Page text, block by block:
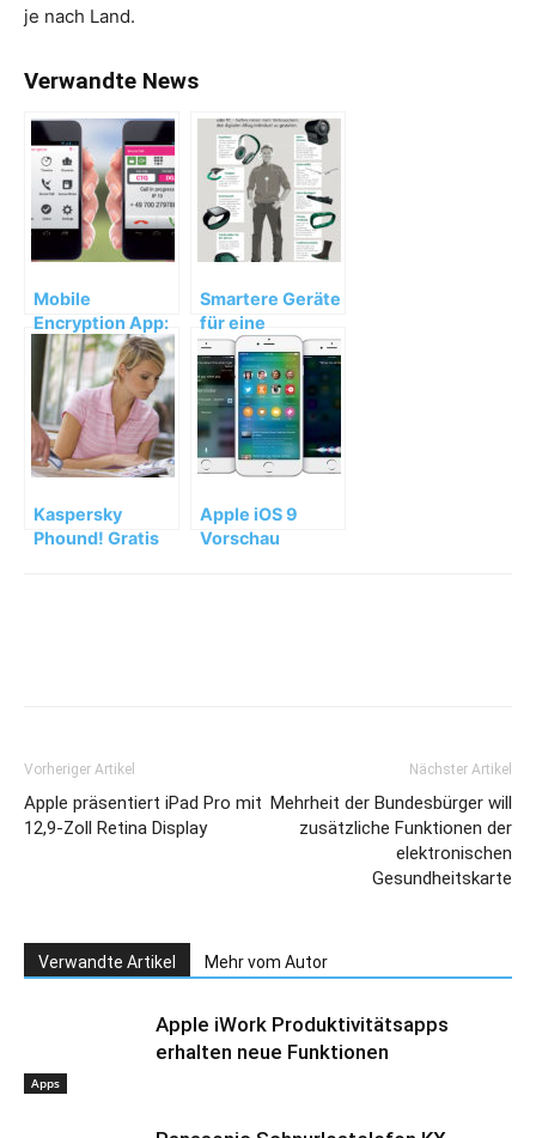
je nach Land.
Verwandte News
Mobile
Encryption App:
Verschlüsselungs-
App mit neuen
Funktionen
Smartere Geräte
für eine
vernetztere
Welt
Kaspersky
Phound! Gratis
Apple iOS 9
Vorschau
Vorheriger Artikel
Apple präsentiert iPad Pro mit
12,9-Zoll Retina Display
Nächster Artikel
Mehrheit der Bundesbürger will
zusätzliche Funktionen der
elektronischen
Gesundheitskarte
Verwandte Artikel Mehr vom Autor
Apps
Apple iWork Produktivitätsapps
erhalten neue Funktionen